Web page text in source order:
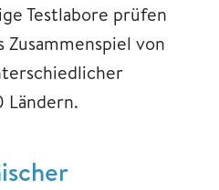
Testlabore prüfen
Zusammenspiel von
Ländern.